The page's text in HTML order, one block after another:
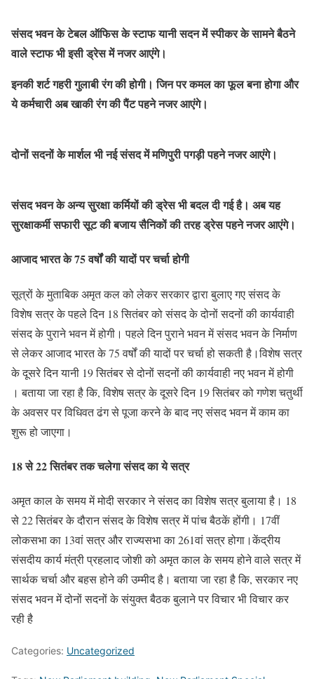
संसद भवन के टेबल ऑफिस के स्टाफ यानी सदन में स्पीकर के सामने बैठने
वाले स्टाफ भी इसी ड्रेस में नजर आएंगे।
इनकी‌ शर्ट गहरी गुलाबी रंग की होगी। जिन पर कमल का फूल बना होगा और
ये कर्मचारी अब खाकी रंग की पैंट पहने नजर आएंगे।
दोनों सदनों के मार्शल भी नई संसद में मणिपुरी पगड़ी पहने नजर आएंगे।
संसद भवन के अन्य सुरक्षा कर्मियों की ड्रेस भी बदल दी गई है। अब यह
सुरक्षाकर्मी सफारी सूट की बजाय सैनिकों की तरह ड्रेस पहने नजर आएंगे।
आजाद भारत के 75 वर्षों की यादों पर चर्चा होगी
सूत्रों के मुताबिक अमृत कल को लेकर सरकार द्वारा बुलाए गए संसद के
विशेष सत्र के पहले दिन 18 सितंबर को संसद के दोनों सदनों की कार्यवाही
संसद के पुराने भवन में होगी। पहले दिन पुराने भवन में संसद भवन के निर्माण
से लेकर आजाद भारत के 75 वर्षों की यादों पर चर्चा हो सकती है।विशेष सत्र
के दूसरे दिन यानी 19 सितंबर से दोनों सदनों की कार्यवाही नए भवन में होगी
। बताया जा रहा है कि, विशेष सत्र के दूसरे दिन 19 सितंबर को गणेश चतुर्थी
के अवसर पर विधिवत ढंग से पूजा करने के बाद नए संसद भवन में काम का
शुरू हो जाएगा।
18 से 22 सितंबर तक चलेगा संसद का ये सत्र
अमृत काल के समय में मोदी सरकार ने संसद का विशेष सत्र बुलाया है। 18
से 22 सितंबर के दौरान संसद के विशेष सत्र में पांच बैठकें होंगी। 17वीं
लोकसभा का 13वां सत्र और राज्यसभा का 261वां सत्र होगा।केंद्रीय
संसदीय कार्य मंत्री प्रहलाद जोशी को अमृत काल के समय होने वाले सत्र में
सार्थक चर्चा और बहस होने की उम्मीद है। बताया जा रहा है कि, सरकार‌ नए
संसद भवन में दोनों सदनों के संयुक्त बैठक बुलाने पर विचार भी विचार कर
रही है
Categories: Uncategorized